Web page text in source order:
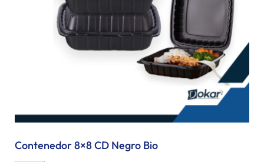
Contenedor 8×8 CD Negro Bio